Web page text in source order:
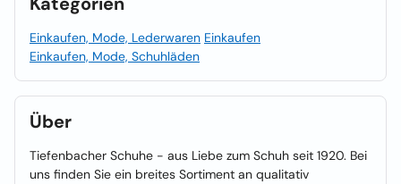
Einkaufen, Mode, Lederwaren Einkaufen
Einkaufen, Mode, Schuhläden
Über
Tiefenbacher Schuhe - aus Liebe zum Schuh seit 1920. Bei
uns finden Sie ein breites Sortiment an qualitativ